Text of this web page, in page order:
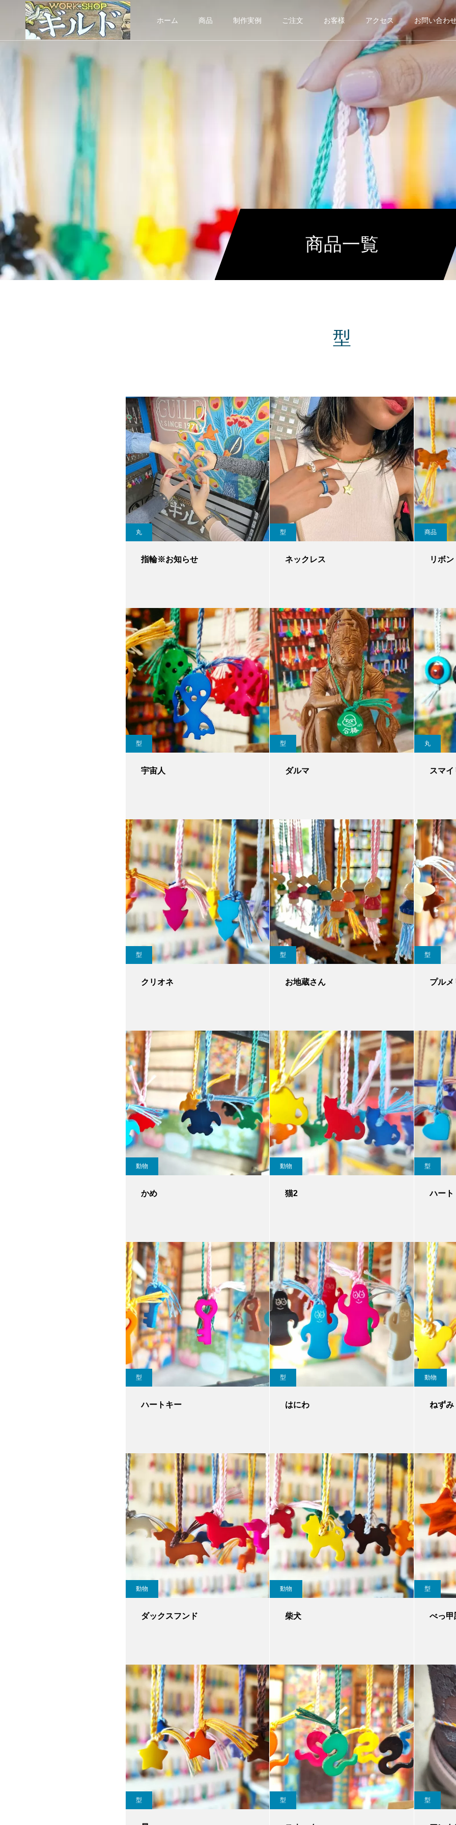
ホーム 商品 制作実例 ご注文 お客様 アクセス お問い合わ
商品一覧
型
丸
指輪※お知らせ
型
ネックレス
商品
リボン
型
宇宙人
型
ダルマ
丸
スマ
型
クリオネ
型
お地蔵さん
型
プルメ
動物
かめ
動物
猫2
型
ハート
型
ハートキー
型
はにわ
動物
ねずみ
動物
ダックスフンド
動物
柴犬
型
べっ甲
型 型 型